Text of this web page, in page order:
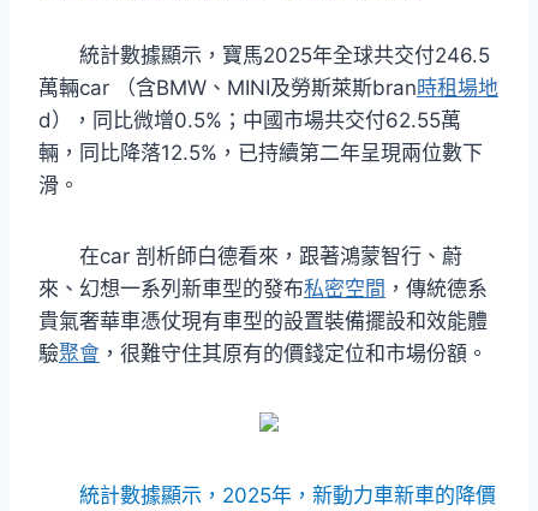
統計數據顯示，寶馬2025年全球共交付246.5
萬輛car （含BMW、MINI及勞斯萊斯bran時租場地
d），同比微增0.5%；中國市場共交付62.55萬
輛，同比降落12.5%，已持續第二年呈現兩位數下
滑。
在car 剖析師白德看來，跟著鴻蒙智行、蔚
來、幻想一系列新車型的發布私密空間 ，傳統德系
貴氣奢華車憑仗現有車型的設置裝備擺設和效能體
驗聚會 ，很難守住其原有的價錢定位和市場份額。
統計數據顯示，2025年，新動力車新車的降價